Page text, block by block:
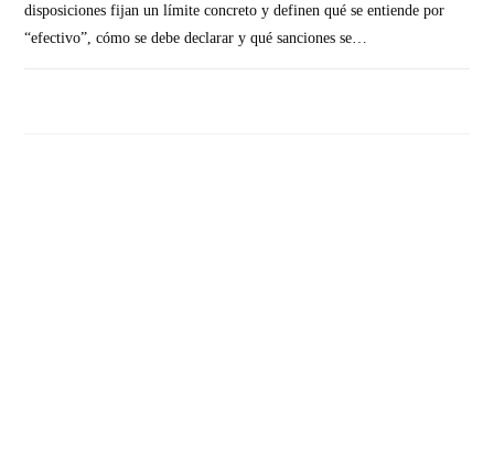
disposiciones fijan un límite concreto y definen qué se entiende por
“efectivo”, cómo se debe declarar y qué sanciones se…